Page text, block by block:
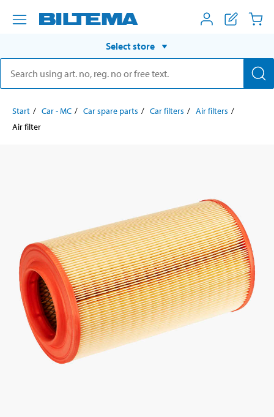
Select store
Start Car - MC Car spare parts Car filters
Air filters
Air filter